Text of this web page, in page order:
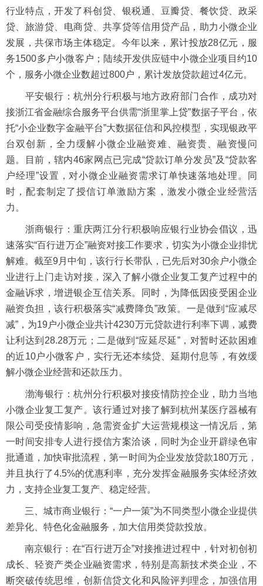
行业特点，开发了科创贷、银税通、豆瓣贷、餐饮贷、政采
贷、旅游贷、电商贷、共享贷等信用贷产品，助力小微企业
发展，共保市场主体稳定。今年以来，累计投放28亿元，服
务1500多户小微客户；陆续开发供应链中小微企业项目约10
个，服务小微企业数超过800户，累计发放贷款超过4亿元。
平安银行：杭州分行积极与地方政府部门合作，成功对
接浙江省金融综合服务平台供需“浙里掌上贷”数据子平台，依
托“小企业数字金融平台”大数据征信和风控模型，实现银政平
台双创新，全力缓解小微企业融资难、融资贵、融资慢问
题。目前，辖内46家网点已完成“贷款订单分发员”及“贷款客
户经理”设置，对小微企业融资需求订单快速落地处理。同
时，配套制定了授信订单激励方案，激发小微企业经营活
力。
浙商银行：重庆两江分行积极响应银行业协会倡议，迅
速落实“百行进万企”融资对接工作要求，切实为小微企业排忧
解难。截至9月中旬，该行行长带队，已先后对30余户小微企
业进行上门走访对接，深入了解小微企业复工复产过程中的
金融诉求，增进银企互信关系。同时，为降低因疫受困企业
融资负担，该行积极落实“减费降负”政策。一是做到“应减尽
减”，为19户小微企业共计4230万元贷款进行利率下调，减费
让利达到28.28万元；二是做到“应延尽延”，对暂时还款困难
的近10户小微客户，实行无还本续贷、延期付息等，有效缓
解小微企业经营和还款压力。
渤海银行：杭州分行积极对接疫情防控企业，助力当地
小微企业复工复产。该行通过对接了解到杭州某医疗器械有
限公司受疫情影响，急需资金扩大运营规模这一情况后，第
一时间安排专人进行授信方案洽谈，同时为企业开辟绿色审
批通道，加快审批流程，第一时间为企业发放贷款180万元，
并且执行了4.5%的优惠利率，充分发挥金融服务实体经济效
力，支持企业复工复产、稳定经营。
三、城市商业银行：“一户一策”为不同类型小微企业提供
差异化、特色化金融服务，加大信用类贷款投放。
南京银行：在“百行进万企”对接推进过程中，针对初创初
成长、轻资产类企业融资需求，特别是高新技术类企业，不
断突破传统思维，创新信贷文化和风险评判理念，加强信用